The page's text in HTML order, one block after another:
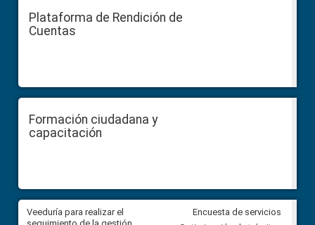
Plataforma de Rendición de
Cuentas
Formación ciudadana y
capacitación
Veeduría para realizar el
Veeduría para vigilar los
Encuesta de servicios